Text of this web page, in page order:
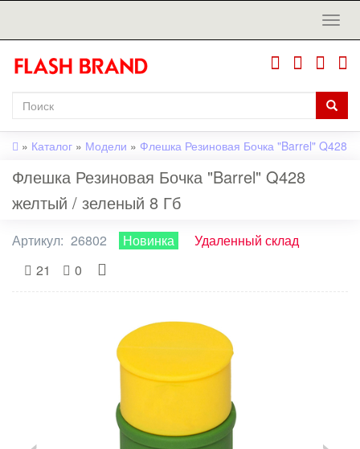
» Каталог » Модели » Флешка Резиновая Бочка "Barrel" Q428
Флешка Резиновая Бочка "Barrel" Q428
желтый / зеленый 8 Гб
Артикул: 26802 Новинка
Удаленный склад
21
0